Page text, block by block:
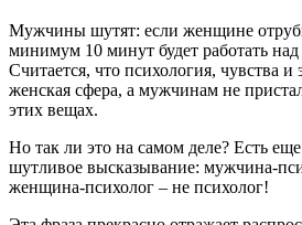
Мужчины шутят: если женщине
минимум 10 минут будет работать
Считается, что психология, чувства
женская сфера, а мужчинам не
этих вещах.
Но так ли это на самом деле? Есть
шутливое высказывание: мужчина-
женщина-психолог – не психолог!